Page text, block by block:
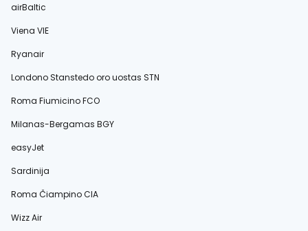
airBaltic
Viena VIE
Ryanair
Londono Stanstedo oro uostas STN
Roma Fiumicino FCO
Milanas-Bergamas BGY
easyJet
Sardinija
Roma Čiampino CIA
Wizz Air